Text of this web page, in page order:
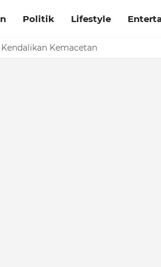
Politik Lifestyle
Kemacetan